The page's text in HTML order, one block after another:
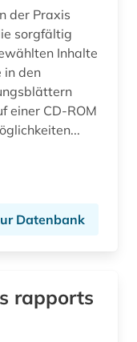
der Praxis
sorgfältig
Inhalte
in den
einer CD-ROM
Datenbank
rapports